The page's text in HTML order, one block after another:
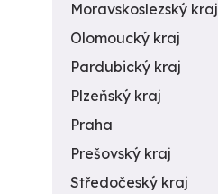
Moravskoslezský kraj
Olomoucký kraj
Pardubický kraj
Plzeňský kraj
Praha
Prešovský kraj
Středočeský kraj